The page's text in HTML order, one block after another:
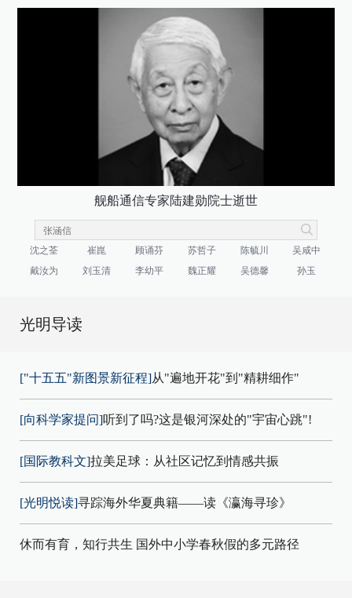
舰船通信专家陆建勋院士逝世
沈之荃 崔崑 顾诵芬 苏哲子 陈毓川
吴咸中
戴汝为
刘玉清 李幼平 魏正耀 吴德馨 孙玉
光明导读
["十五五"新图景新征程]从"遍地开花"到"精耕细作"
[向科学家提问]听到了吗?这是银河深处的"宇宙心跳"!
[国际教科文]拉美足球：从社区记忆到情感共振
[光明悦读]寻踪海外华夏典籍——读《瀛海寻珍》
休而有育，知行共生 国外中小学春秋假的多元路径